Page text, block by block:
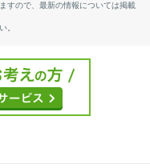
すので、最新の情報については掲載
。